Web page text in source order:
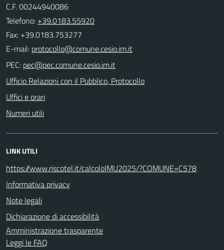
C.F. 00244940086
Telefono: +39.0183.55920
Fax: +39.0183.753277
E-mail:
PEC:
Ufficio Relazioni con il Pubblico, Protocollo
Uffici e orari
Numeri utili
LINK UTILI
https://www.riscotel.it/calcoloIMU2025/?COMUNE=C578
Informativa privacy
Note legali
Dichiarazione di accessibilità
Amministrazione trasparente
Leggi le FAQ